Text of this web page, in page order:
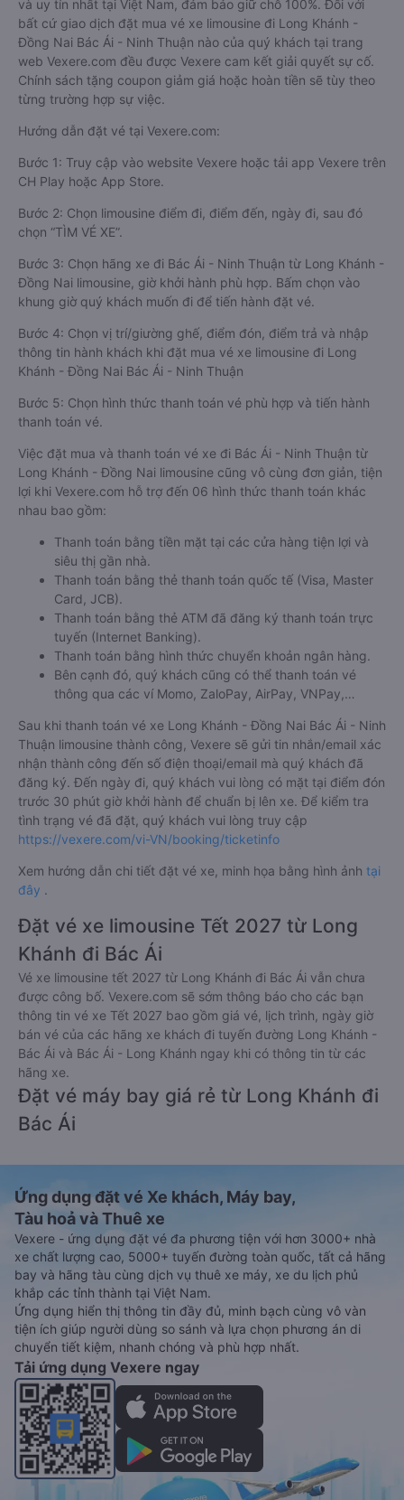
và uy tín nhất tại Việt Nam, đảm bảo giữ chỗ 100%. Đối với
bất cứ giao dịch đặt mua vé xe limousine đi Long Khánh -
Đồng Nai Bác Ái - Ninh Thuận nào của quý khách tại trang
web Vexere.com đều được Vexere cam kết giải quyết sự cố.
Chính sách tặng coupon giảm giá hoặc hoàn tiền sẽ tùy theo
từng trường hợp sự việc.
Hướng dẫn đặt vé tại Vexere.com:
Bước 1: Truy cập vào website Vexere hoặc tải app Vexere trên
CH Play hoặc App Store.
Bước 2: Chọn limousine điểm đi, điểm đến, ngày đi, sau đó
chọn “TÌM VÉ XE”.
Bước 3: Chọn hãng xe đi Bác Ái - Ninh Thuận từ Long Khánh -
Đồng Nai limousine, giờ khởi hành phù hợp. Bấm chọn vào
khung giờ quý khách muốn đi để tiến hành đặt vé.
Bước 4: Chọn vị trí/giường ghế, điểm đón, điểm trả và nhập
thông tin hành khách khi đặt mua vé xe limousine đi Long
Khánh - Đồng Nai Bác Ái - Ninh Thuận
Bước 5: Chọn hình thức thanh toán vé phù hợp và tiến hành
thanh toán vé.
Việc đặt mua và thanh toán vé xe đi Bác Ái - Ninh Thuận từ
Long Khánh - Đồng Nai limousine cũng vô cùng đơn giản, tiện
lợi khi Vexere.com hỗ trợ đến 06 hình thức thanh toán khác
nhau bao gồm:
Thanh toán bằng tiền mặt tại các cửa hàng tiện lợi và
siêu thị gần nhà.
Thanh toán bằng thẻ thanh toán quốc tế (Visa, Master
Card, JCB).
Thanh toán bằng thẻ ATM đã đăng ký thanh toán trực
tuyến (Internet Banking).
Thanh toán bằng hình thức chuyển khoản ngân hàng.
Bên cạnh đó, quý khách cũng có thể thanh toán vé
thông qua các ví Momo, ZaloPay, AirPay, VNPay,…
Sau khi thanh toán vé xe Long Khánh - Đồng Nai Bác Ái - Ninh
Thuận limousine thành công, Vexere sẽ gửi tin nhắn/email xác
nhận thành công đến số điện thoại/email mà quý khách đã
đăng ký. Đến ngày đi, quý khách vui lòng có mặt tại điểm đón
trước 30 phút giờ khởi hành để chuẩn bị lên xe. Để kiểm tra
tình trạng vé đã đặt, quý khách vui lòng truy cập
https://vexere.com/vi-VN/booking/ticketinfo
Xem hướng dẫn chi tiết đặt vé xe, minh họa bằng hình ảnh tại
đây .
Đặt vé xe limousine Tết 2027 từ Long
Khánh đi Bác Ái
Vé xe limousine tết 2027 từ Long Khánh đi Bác Ái vẫn chưa
được công bố. Vexere.com sẽ sớm thông báo cho các bạn
thông tin vé xe Tết 2027 bao gồm giá vé, lịch trình, ngày giờ
bán vé của các hãng xe khách đi tuyến đường Long Khánh -
Bác Ái và Bác Ái - Long Khánh ngay khi có thông tin từ các
hãng xe.
Đặt vé máy bay giá rẻ từ Long Khánh đi
Bác Ái
Ứng dụng đặt vé Xe khách, Máy bay,
Tàu hoả và Thuê xe
Vexere - ứng dụng đặt vé đa phương tiện với hơn 3000+ nhà
xe chất lượng cao, 5000+ tuyến đường toàn quốc, tất cả hãng
bay và hãng tàu cùng dịch vụ thuê xe máy, xe du lịch phủ
khắp các tỉnh thành tại Việt Nam.
Ứng dụng hiển thị thông tin đầy đủ, minh bạch cùng vô vàn
tiện ích giúp người dùng so sánh và lựa chọn phương án di
chuyển tiết kiệm, nhanh chóng và phù hợp nhất.
Tải ứng dụng Vexere ngay